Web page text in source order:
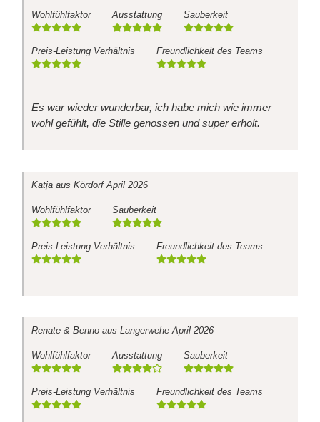
Wohlfühlfaktor Ausstattung Sauberkeit
Preis-Leistung Verhältnis Freundlichkeit des Teams
Es war wieder wunderbar, ich habe mich wie immer
wohl gefühlt, die Stille genossen und super erholt.
Katja aus Kördorf April 2026
Wohlfühlfaktor Sauberkeit
Preis-Leistung Verhältnis Freundlichkeit des Teams
Renate & Benno aus Langerwehe April 2026
Wohlfühlfaktor Ausstattung Sauberkeit
Preis-Leistung Verhältnis Freundlichkeit des Teams